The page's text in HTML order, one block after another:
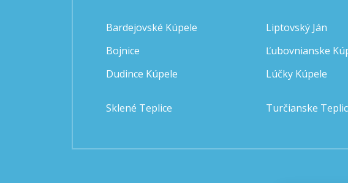
Bardejovské Kúpele
Bojnice
Dudince Kúpele
Liptovský Ján
Ľubovnianske
Lúčky Kúpele
Sklené Teplice Turčianske